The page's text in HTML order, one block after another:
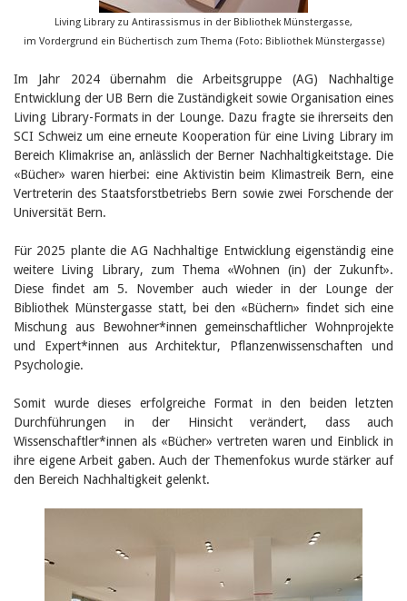
Living Library zu Antirassismus in der Bibliothek Münstergasse,
im Vordergrund ein Büchertisch zum Thema (Foto: Bibliothek Münstergasse)
Im Jahr 2024 übernahm die Arbeitsgruppe (AG) Nachhaltige
Entwicklung der UB Bern die Zuständigkeit sowie Organisation eines
Living Library-Formats in der Lounge. Dazu fragte sie ihrerseits den
SCI Schweiz um eine erneute Kooperation für eine Living Library im
Bereich Klimakrise an, anlässlich der Berner Nachhaltigkeitstage. Die
«Bücher» waren hierbei: eine Aktivistin beim Klimastreik Bern, eine
Vertreterin des Staatsforstbetriebs Bern sowie zwei Forschende der
Universität Bern.
Für 2025 plante die AG Nachhaltige Entwicklung eigenständig eine
weitere Living Library, zum Thema «Wohnen (in) der Zukunft».
Diese findet am 5. November auch wieder in der Lounge der
Bibliothek Münstergasse statt, bei den «Büchern» findet sich eine
Mischung aus Bewohner*innen gemeinschaftlicher Wohnprojekte
und Expert*innen aus Architektur, Pflanzenwissenschaften und
Psychologie.
Somit wurde dieses erfolgreiche Format in den beiden letzten
Durchführungen in der Hinsicht verändert, dass auch
Wissenschaftler*innen als «Bücher» vertreten waren und Einblick in
ihre eigene Arbeit gaben. Auch der Themenfokus wurde stärker auf
den Bereich Nachhaltigkeit gelenkt.